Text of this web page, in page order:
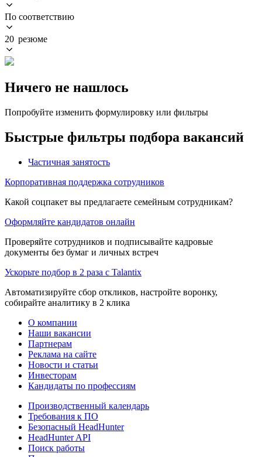
По соответствию
20 резюме
Ничего не нашлось
Попробуйте изменить формулировку или фильтры
Быстрые фильтры подбора вакансий
Частичная занятость
Корпоративная поддержка сотрудников
Какой соцпакет вы предлагаете семейным сотрудникам?
Оформляйте кандидатов онлайн
Проверяйте сотрудников и подписывайте кадровые
документы без бумаг и личных встреч
Ускорьте подбор в 2 раза с Talantix
Автоматизируйте сбор откликов, настройте воронку,
собирайте аналитику в 2 клика
О компании
Наши вакансии
Партнерам
Реклама на сайте
Новости и статьи
Инвесторам
Кандидаты по профессиям
Производственный календарь
Требования к ПО
Безопасный HeadHunter
HeadHunter API
Поиск работы